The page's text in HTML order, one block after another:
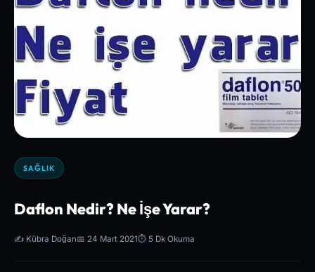
SAĞLIK
Daflon Nedir? Ne İşe Yarar?
✍️ Kübra Doğan📅 24 Mart 2021⏱️ 5 Dk Okuma